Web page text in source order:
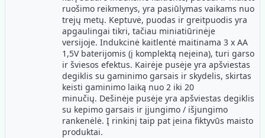
ruošimo reikmenys, yra pasiūlymas vaikams nuo
trejų metų. Keptuvė, puodas ir greitpuodis yra
apgaulingai tikri, tačiau miniatiūrinėje
versijoje. Indukcinė kaitlentė maitinama 3 x AA
1,5V baterijomis (į komplektą neįeina), turi garso
ir šviesos efektus. Kairėje pusėje yra apšviestas
degiklis su gaminimo garsais ir skydelis, skirtas
keisti gaminimo laiką nuo 2 iki 20
minučių. Dešinėje pusėje yra apšviestas degiklis
su kepimo garsais ir įjungimo / išjungimo
rankenėlė. Į rinkinį taip pat įeina fiktyvūs maisto
produktai.